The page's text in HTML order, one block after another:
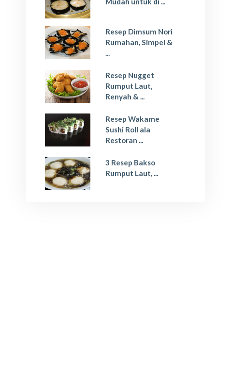
Resep Dimsum Nori
Rumahan, Simpel &
...
Resep Nugget
Rumput Laut,
Renyah & ...
Resep Wakame
Sushi Roll ala
Restoran ...
3 Resep Bakso
Rumput Laut, ...